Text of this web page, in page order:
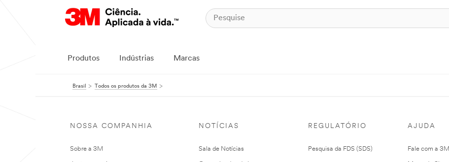
Produtos Indústrias Marcas
Brasil Todos os produtos da 3M
NOSSA COMPANHIA
Sobre a 3M
NOTÍCIAS
Sala de Notícias
REGULATÓRIO
Pesquisa da FDS (SDS)
AJUDA
Fale com a 3M